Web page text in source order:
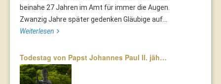
beinahe 27 Jahren im Amt für immer die Augen.
Zwanzig Jahre später gedenken Gläubige auf...
Weiterlesen
Todestag von Papst Johannes Paul II. jäh…